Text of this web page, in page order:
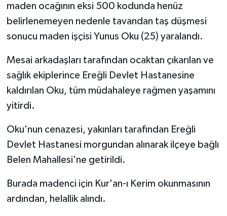
maden ocağının eksi 500 kodunda henüz
belirlenemeyen nedenle tavandan taş düşmesi
sonucu maden işçisi Yunus Oku (25) yaralandı.
Mesai arkadaşları tarafından ocaktan çıkarılan ve
sağlık ekiplerince Ereğli Devlet Hastanesine
kaldırılan Oku, tüm müdahaleye rağmen yaşamını
yitirdi.
Oku'nun cenazesi, yakınları tarafından Ereğli
Devlet Hastanesi morgundan alınarak ilçeye bağlı
Belen Mahallesi'ne getirildi.
Burada madenci için Kur'an-ı Kerim okunmasının
ardından, helallik alındı.